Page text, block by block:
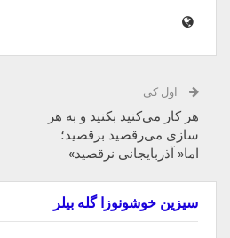
اول کی
هر کار می‌کنید بکنید و به هر
سازی می‌رقصید برقصید؛
اما« آذربایجانی نرقصید»
سیزین خوشونوزا گله بیلر